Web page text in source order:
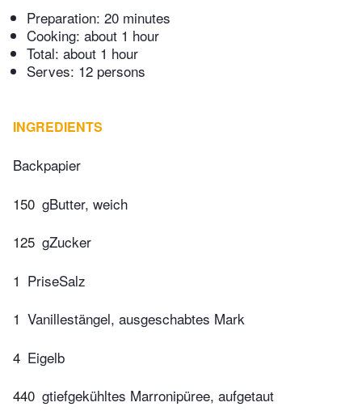
Preparation: 20 minutes
Cooking: about 1 hour
Total: about 1 hour
Serves: 12 persons
INGREDIENTS
Backpapier
150 gButter, weich
125 gZucker
1 PriseSalz
1 Vanillestängel, ausgeschabtes Mark
4 Eigelb
440 gtiefgekühltes Marronipüree, aufgetaut